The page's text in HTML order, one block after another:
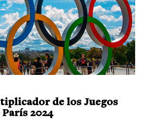
de los Juegos
2024